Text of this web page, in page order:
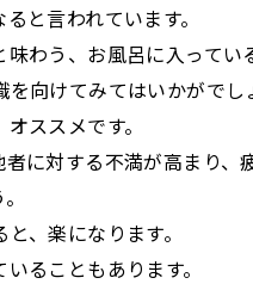
と言われています。
わう、お風呂に入って
向けてみてはいかがでし
ススメです。
に対する不満が高まり、
、楽になります。
ることもあります。